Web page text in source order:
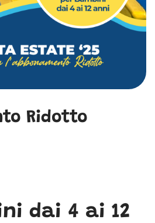
Ridotto
dai 4 ai 12